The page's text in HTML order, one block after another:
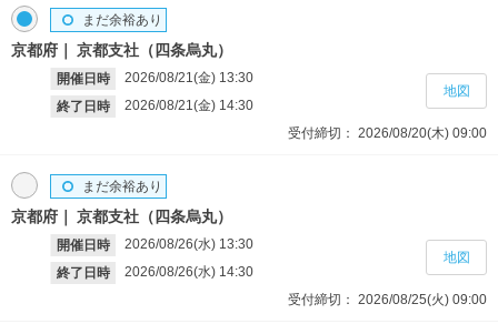
京都府 京都支社（四条烏丸）
開催日時 2026/08/21(金) 13:30
終了日時
2026/08/21(金) 14:30
まだ余裕あり
受付締切： 2026/08/20(木) 09:00
地図
京都府 京都支社（四条烏丸）
開催日時 2026/08/26(水) 13:30
終了日時
2026/08/26(水) 14:30
まだ余裕あり
受付締切： 2026/08/25(火) 09:00
地図